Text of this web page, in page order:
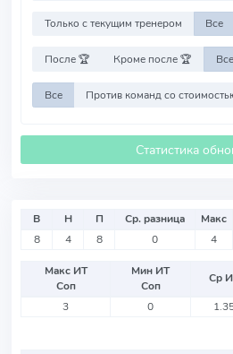
Только с текущим тренером Все
После 🏆 Кроме после 🏆 Все
Все
Статистика
В Н П Ср. разница Макс
8
4 8 0 4
Макс ИТ
Соп
Мин ИТ
Соп
Ср
3
0